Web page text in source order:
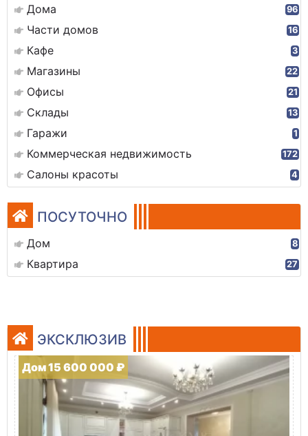
Дома 96
Части домов 16
Кафе 3
Магазины 22
Офисы 21
Склады 13
Гаражи 1
Коммерческая недвижимость 172
Салоны красоты 4
ПОСУТОЧНО
Дом 8
Квартира 27
ЭКСКЛЮЗИВ
Дом 15 600 000 ₽